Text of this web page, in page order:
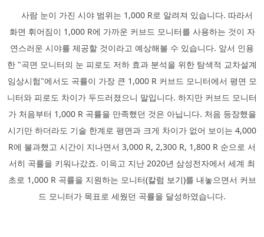
사람 눈이 가진 시야 범위는 1,000 R로 알려져 있습니다. 따라서
화면 휘어짐이 1,000 R에 가까운 커브드 모니터를 사용하는 것이 자
연스러운 시야를 제공할 것이라고 예상해볼 수 있습니다. 앞서 인용
한 "곡면 모니터의 눈 피로도 저하 효과 분석을 위한 탐색적 교차설계
임상시험"에서도 곡률이 가장 큰 1,000 R 커브드 모니터에서 평면 모
니터와 피로도 차이가 두드러졌으니 말입니다. 하지만 커브드 모니터
가 처음부터 1,000 R 곡률을 만족했던 것은 아닙니다. 처음 등장했을
시기만 하더라도 기술 한계로 평면과 크게 차이가 없어 보이는 4,000
R에 불과했고 시간이 지나면서 3,000 R, 2,300 R, 1,800 R 순으로 서
서히 곡률을 키워나갔죠. 이윽고 지난 2020년 삼성전자에서 세계 최
초로 1,000 R 곡률을 지원하는 모니터(칼럼 보기)를 내놓으면서 커브
드 모니터가 목표로 세웠던 곡률을 달성하였습니다.